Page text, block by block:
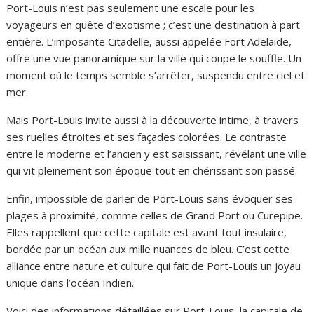
Port-Louis n’est pas seulement une escale pour les
voyageurs en quête d’exotisme ; c’est une destination à part
entière. L’imposante Citadelle, aussi appelée Fort Adelaide,
offre une vue panoramique sur la ville qui coupe le souffle. Un
moment où le temps semble s’arrêter, suspendu entre ciel et
mer.
Mais Port-Louis invite aussi à la découverte intime, à travers
ses ruelles étroites et ses façades colorées. Le contraste
entre le moderne et l’ancien y est saisissant, révélant une ville
qui vit pleinement son époque tout en chérissant son passé.
Enfin, impossible de parler de Port-Louis sans évoquer ses
plages à proximité, comme celles de Grand Port ou Curepipe.
Elles rappellent que cette capitale est avant tout insulaire,
bordée par un océan aux mille nuances de bleu. C’est cette
alliance entre nature et culture qui fait de Port-Louis un joyau
unique dans l’océan Indien.